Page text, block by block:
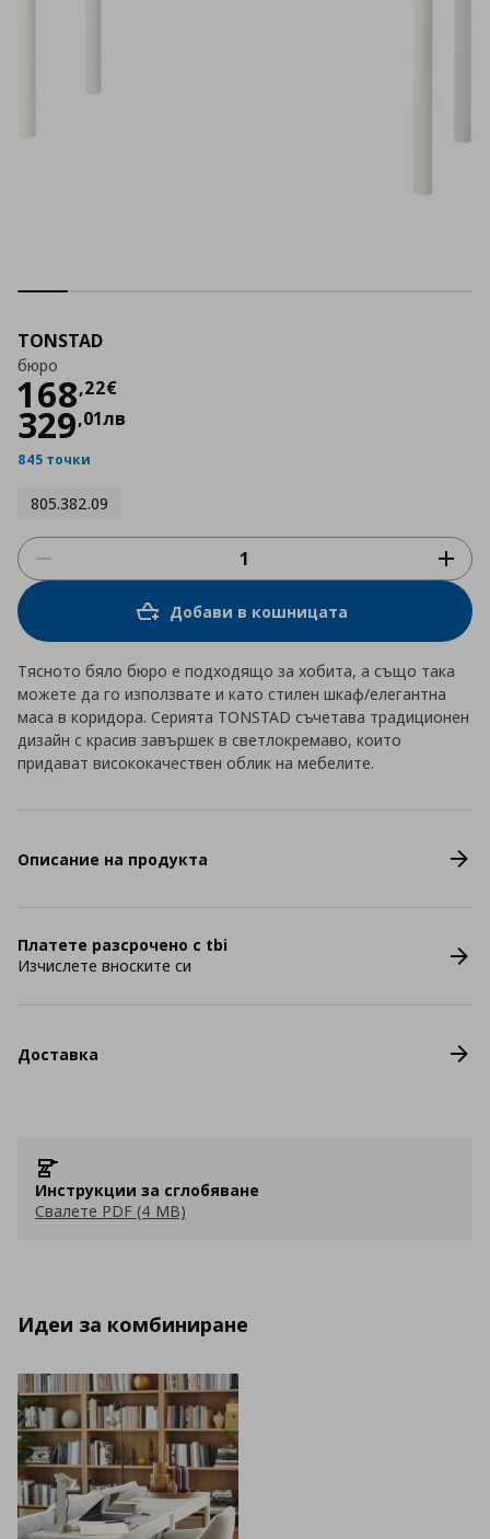
TONSTAD
бюро
168,22€
Цена168,22 €
329,01лв
845 точки
805.382.09
Добави в кошницата
Тясното бяло бюро е подходящо за хобита, а също така
можете да го използвате и като стилен шкаф/елегантна
маса в коридора. Серията TONSTAD съчетава традиционен
дизайн с красив завършек в светлокремаво, които
придават висококачествен облик на мебелите.
Описание на продукта
Платете разсрочено с tbi
Изчислете вноските си
Доставка
Инструкции за сглобяване
Свалете PDF (4 MB)
Идеи за комбиниране